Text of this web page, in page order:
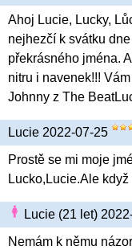
Ahoj Lucie, Lucky,
nejhezčí k svátku
překrásného jména.
nitru i navenek!!!
Johnny z The
Lucie 2022-07-25
Prostě se mi moje
Lucko,Lucie.Ale
Lucie (21 let)
Nemám k němu